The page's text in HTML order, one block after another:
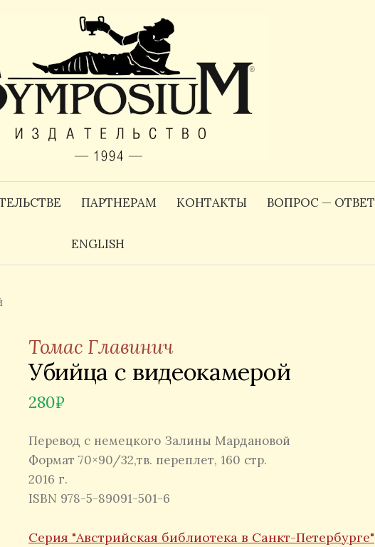
ПАРТНЕРАМ КОНТАКТЫ ВОПРОС — ОТВЕТ
ENGLISH
Томас Главинич
Убийца с видеокамерой
280₽
Перевод с немецкого Залины Мардановой
Формат 70×90/32,тв. переплет, 160 стр.
2016 г.
ISBN 978-5-89091-501-6
Серия "Австрийская библиотека в Санкт-Петербурге"